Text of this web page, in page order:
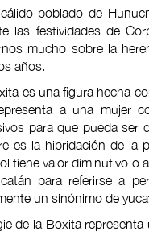
poblado de
las festividades de
mucho sobre la
años.
es una figura hecha
a una mujer
para que pueda ser
es la hibridación de la
tiene valor diminutivo o
para referirse a
un sinónimo de
de la Boxita